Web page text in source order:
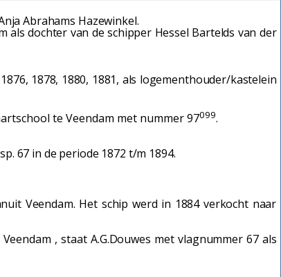
Abrahams Hazewinkel.
als dochter van de schipper Hessel Bartelds van der
1878, 1880, 1881, als logementhouder/kastelein
te Veendam met nummer 97099.
67 in de periode 1872 t/m 1894.
Veendam. Het schip werd in 1884 verkocht naar
, staat A.G.Douwes met vlagnummer 67 als